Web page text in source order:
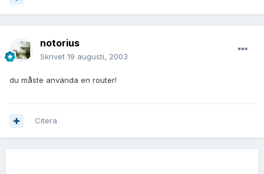
notorius
Skrivet 19 augusti, 2003
du måste använda en router!
Citera